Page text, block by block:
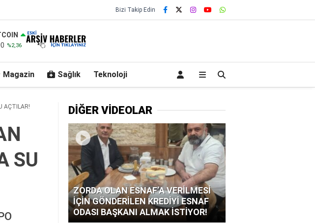
Bizi Takip Edin
%2,36
Magazin Sağlık Teknoloji
AÇTILAR!
SU
DİĞER VİDEOLAR
ZORDA OLAN ESNAF’A VERİLMESİ
İÇİN GÖNDERİLEN KREDİYİ ESNAF
ODASI BAŞKANI ALMAK İSTİYOR!